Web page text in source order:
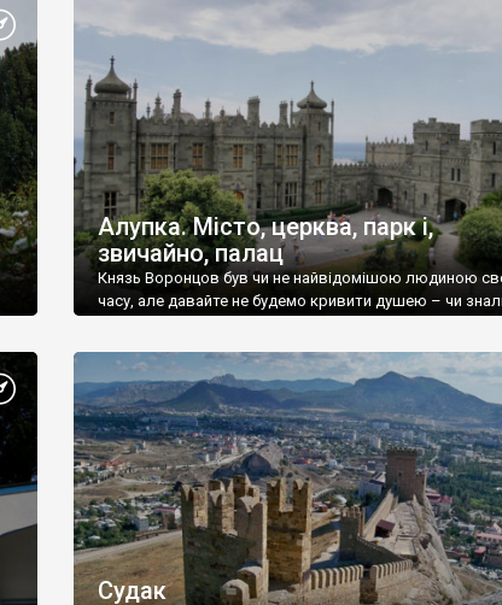
Алупка. Місто, церква, парк і,
звичайно, палац
Князь Воронцов був чи не найвідомішою людиною
часу, але давайте не будемо кривити душею – чи
Судак